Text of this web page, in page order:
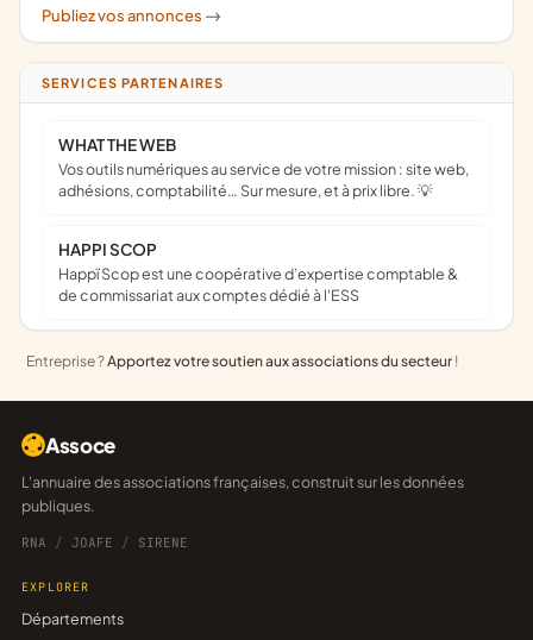
Publiez vos annonces ->
SERVICES PARTENAIRES
WHAT THE WEB
Vos outils numériques au service de votre mission : site web,
adhésions, comptabilité… Sur mesure, et à prix libre. 💡
HAPPI SCOP
Happï Scop est une coopérative d’expertise comptable &
de commissariat aux comptes dédié à l'ESS
Entreprise ?Apportez votre soutien aux associations du secteur !
Assoce
L'annuaire des associations françaises, construit sur les données
publiques.
RNA / JOAFE / SIRENE
EXPLORER
Départements